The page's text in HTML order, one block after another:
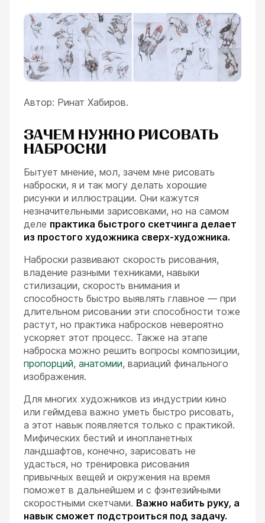
Автор: Ринат Хабиров.
ЗАЧЕМ НУЖНО РИСОВАТЬ
НАБРОСКИ
Бытует мнение, мол, зачем мне рисовать
наброски, я и так могу делать хорошие
рисунки и иллюстрации. Они кажутся
незначительными зарисовками, но на самом
деле практика быстрого скетчинга делает
из простого художника сверх-художника.
Наброски развивают скорость рисования,
владение разными техниками, навыки
стилизации, скорость внимания и
способность быстро выявлять главное — при
длительном рисовании эти способности тоже
растут, но практика набросков невероятно
ускоряет этот процесс. Также на этапе
наброска можно решить вопросы композиции,
пропорций, анатомии, вариаций финального
изображения.
Для многих художников из индустрии кино
или геймдева важно уметь быстро рисовать,
а этот навык появляется только с практикой.
Мифических бестий и инопланетных
ландшафтов, конечно, зарисовать не
удасться, но тренировка рисования
привычных вещей и окружения на время
поможет в дальнейшем и с фэнтезийными
скоростными скетчами. Важно набить руку, а
навык сможет подстроиться под задачу.